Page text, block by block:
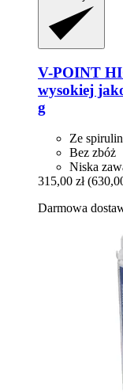
V-POINT
wysokiej
g
Ze
Bez zbóż
Niska
315,00 zł
Darmowa